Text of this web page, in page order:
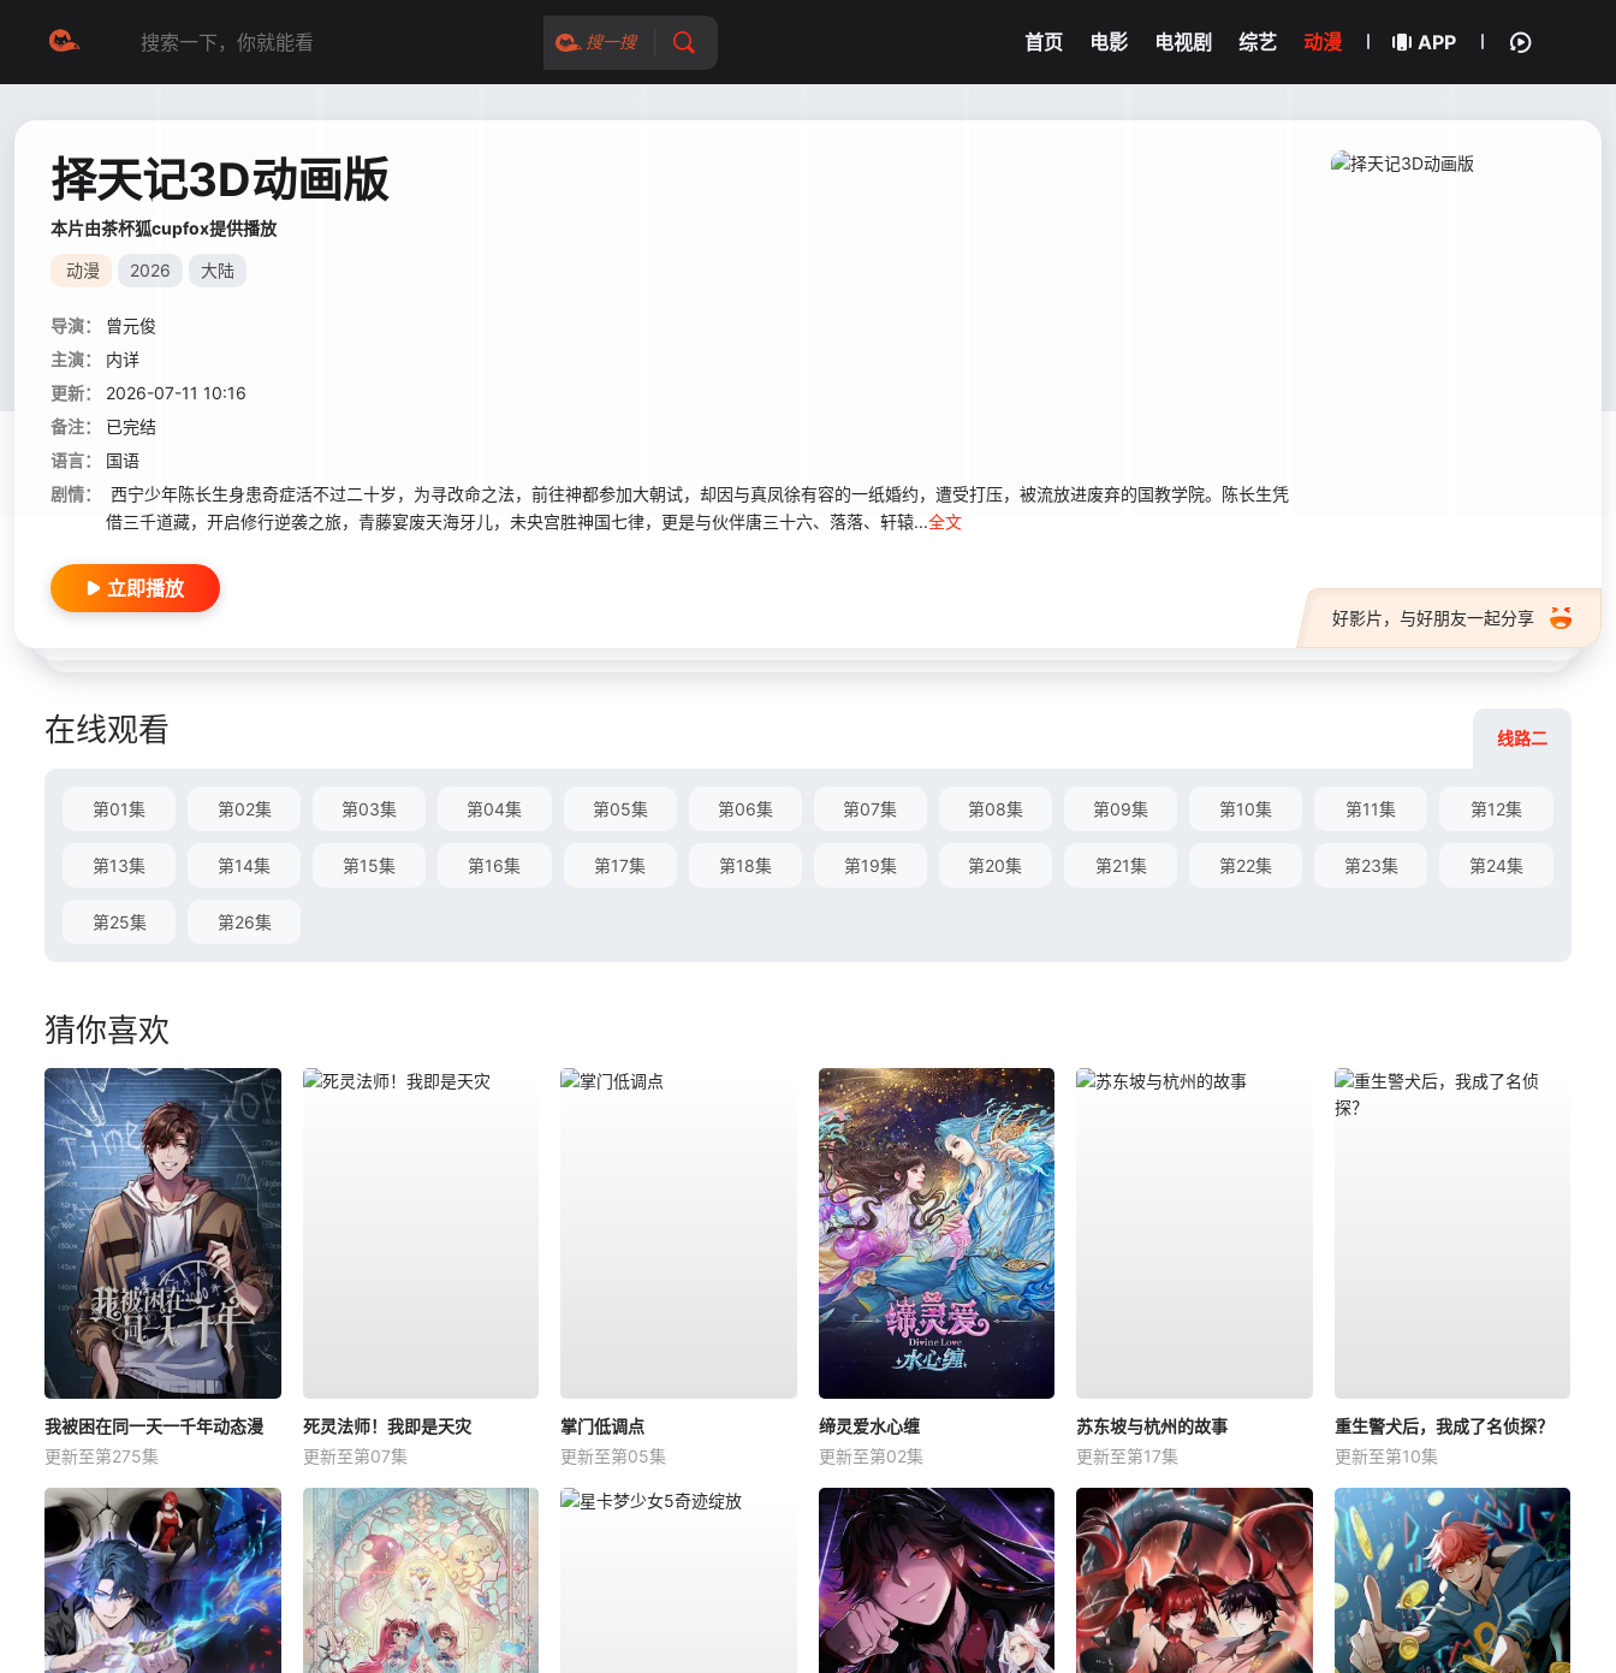
搜一搜 首页 电影 电视剧 综艺 动漫 APP
择天记3D动画版
本片由茶杯狐cupfox提供播放
动漫 2026 大陆
导演：
曾元俊
主演：
内详
更新：
2026-07-11 10:16
备注：
已完结
语言：
国语
剧情：
西宁少年陈长生身患奇症活不过二十岁，为寻改命之法，前往神都参加大朝试，却因与真凤徐有容的一纸婚约，遭受打压，被流放进废弃的国教学院。陈长生凭
借三千道藏，开启修行逆袭之旅，青藤宴废天海牙儿，未央宫胜神国七律，更是与伙伴唐三十六、落落、轩辕...全文
好影片，与好朋友一起分享
立即播放
在线观看 线路二
第01集 第02集 第03集 第04集 第05集 第06集 第07集 第08集 第09集 第10集 第11集 第12集
第13集 第14集 第15集 第16集 第17集 第18集 第19集 第20集 第21集 第22集 第23集 第24集
第25集 第26集
猜你喜欢
我被困在同一天一千年动态漫
更新至第275集
死灵法师！我即是天灾
更新至第07集
掌门低调点
更新至第05集
缔灵爱水心缠
更新至第02集
苏东坡与杭州的故事
更新至第17集
重生警犬后，我成了名侦探？
更新至第10集